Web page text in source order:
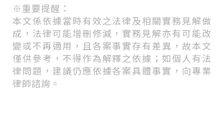
※重要提醒：
本文係依據當時有效之法律及相關實務見解做
成，法律可能增刪修減，實務見解亦有可能改
變或不再適用，且各案事實存有差異，故本文
僅供參考，不得作為解釋之依據；如個人有法
律問題，建議仍應依據各案具體事實，向專業
律師諮詢。